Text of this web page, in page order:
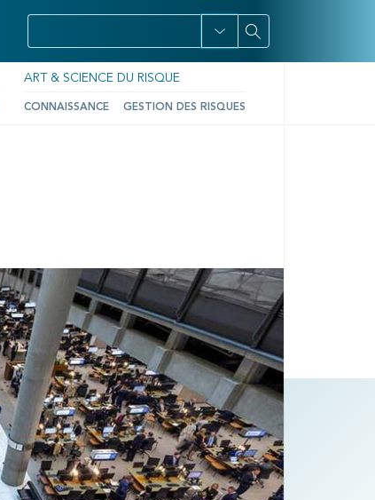
ART & SCIENCE DU RISQUE
CONNAISSANCE GESTION DES RISQUES